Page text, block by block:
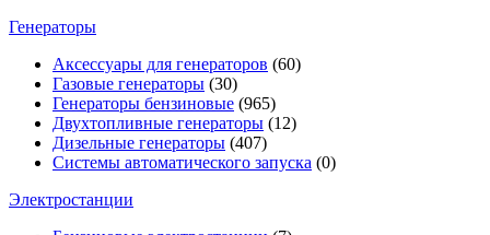
Генераторы
Аксессуары для генераторов (60)
Газовые генераторы (30)
Генераторы бензиновые (965)
Двухтопливные генераторы (12)
Дизельные генераторы (407)
Системы автоматического запуска (0)
Электростанции